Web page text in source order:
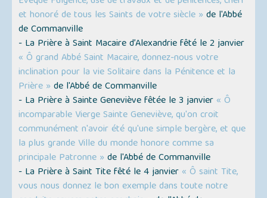
et honoré de tous les Saints de votre siècle » de l'Abbé
de Commanville
- La Prière à Saint Macaire d’Alexandrie fêté le 2 janvier
« Ô grand Abbé Saint Macaire, donnez-nous votre
inclination pour la vie Solitaire dans la Pénitence et la
Prière » de l'Abbé de Commanville
- La Prière à Sainte Geneviève fêtée le 3 janvier « Ô
incomparable Vierge Sainte Geneviève, qu'on croit
communément n'avoir été qu'une simple bergère, et que
la plus grande Ville du monde honore comme sa
principale Patronne » de l'Abbé de Commanville
- La Prière à Saint Tite fêté le 4 janvier « Ô saint Tite,
vous nous donnez le bon exemple dans toute notre